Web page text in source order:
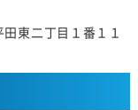
東二丁目１番１１号